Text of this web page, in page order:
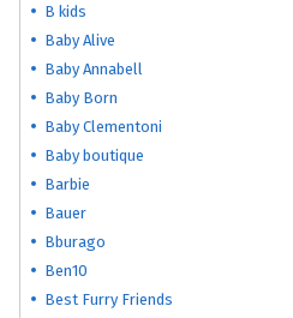
B kids
Baby Alive
Baby Annabell
Baby Born
Baby Clementoni
Baby boutique
Barbie
Bauer
Bburago
Ben10
Best Furry Friends